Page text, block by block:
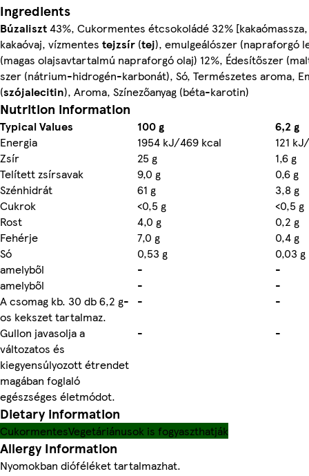
Ingredients
Búzaliszt43%, Cukormentes étcsokoládé 32%
kakaóvaj, vízmentes tejzsír (tej), emulgeálószer (napraforgó
(magas olajsavtartalmú napraforgó olaj) 12%, Édesítőszer
szer (nátrium-hidrogén-karbonát), Só, Természetes aroma,
(szójalecitin), Aroma, Színezőanyag (béta-karotin)
Nutrition information
Typical Values 100 g
6,2 g
Energia
1954 kJ/469 kcal
121
Zsír
25 g
1,6 g
Telített zsírsavak
9,0 g
0,6 g
Szénhidrát
61 g
3,8 g
Cukrok
<0,5 g
<0,5 g
Rost
4,0 g
0,2 g
Fehérje
7,0 g
0,4 g
Só
0,53 g
0,03 g
amelyből
-
-
amelyből
-
-
A csomag kb. 30 db 6,2 g-
os kekszet tartalmaz.
-
-
Gullon javasolja a
változatos és
kiegyensúlyozott étrendet
magában foglaló
egészséges életmódot.
- -
Dietary information
CukormentesVegetáriánusok is fogyaszthatják
Allergy Information
Nyomokban dióféléket tartalmazhat.